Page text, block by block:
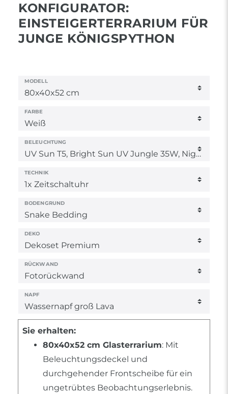
KONFIGURATOR:
EINSTEIGERTERRARIUM FÜR
JUNGE KÖNIGSPYTHON
MODELL
FARBE
BELEUCHTUNG
TECHNIK
BODENGRUND
DEKO
RÜCKWAND
NAPF
Sie erhalten:
80x40x52 cm Glasterrarium: Mit
Beleuchtungsdeckel und
durchgehender Frontscheibe für ein
ungetrübtes Beobachtungserlebnis.